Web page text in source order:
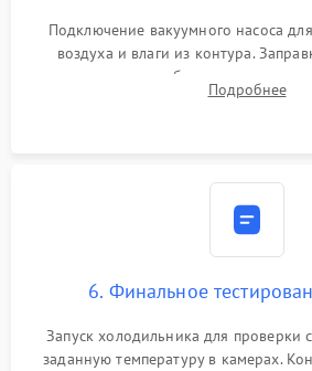
Подключение вакуумного насоса
воздуха и влаги из контура.
дозированным объемом хладагента
электронным весам. КонтрольПодробнее
6. Финальное
Запуск холодильника для проверки
заданную температуру в камерах.